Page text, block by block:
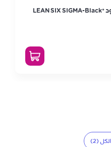
شهادة لين 6 سيجما الحزام الاسود *LEAN SIX SIGMA-Black
(2)